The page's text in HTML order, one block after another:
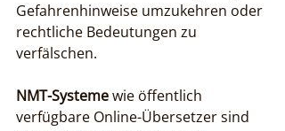
Gefahrenhinweise umzukehren oder
rechtliche Bedeutungen zu
verfälschen.
NMT-Systeme wie öffentlich
verfügbare Online-Übersetzer sind